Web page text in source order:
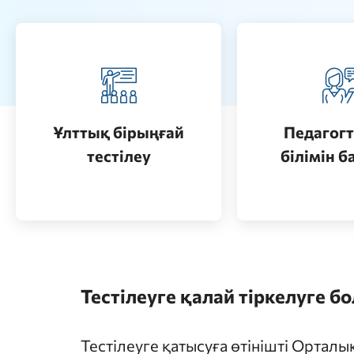
Ұлттық бірыңғай
тестілеу
Қазақстанда жоғары білім
Өту
білімінӨту
Тестілеуге қалай тіркелуге
Тестілеуге қатысуға өтінішті